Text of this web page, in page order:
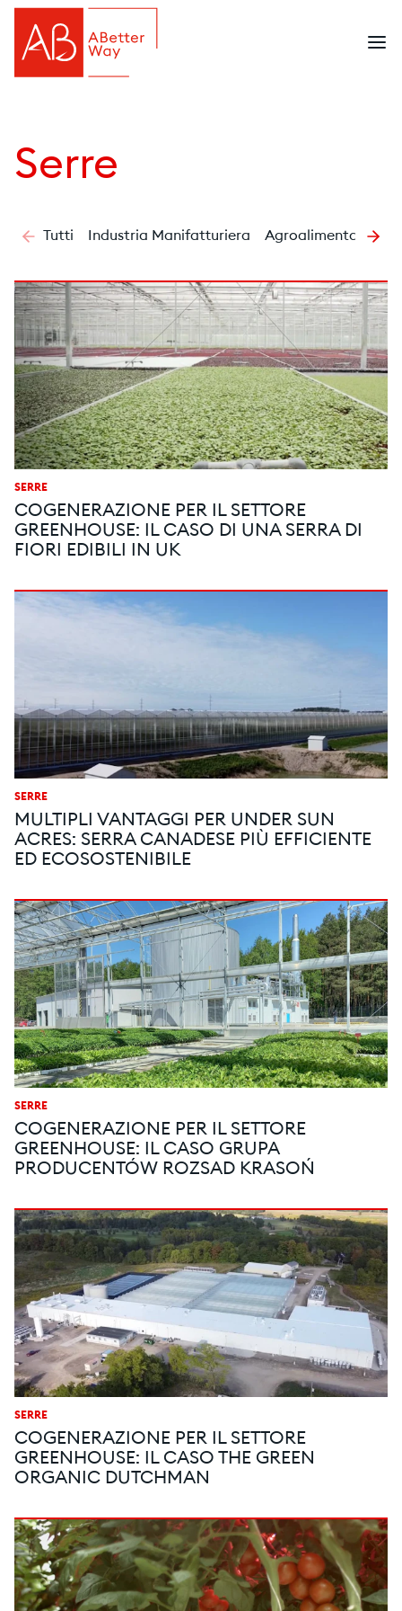
Serre
Tutti Industria Manifatturiera Agroalimentare
SERRE
COGENERAZIONE PER IL SETTORE
GREENHOUSE: IL CASO DI UNA SERRA DI
FIORI EDIBILI IN UK
SERRE
MULTIPLI VANTAGGI PER UNDER SUN
ACRES: SERRA CANADESE PIÙ EFFICIENTE
ED ECOSOSTENIBILE
SERRE
COGENERAZIONE PER IL SETTORE
GREENHOUSE: IL CASO GRUPA
PRODUCENTÓW ROZSAD KRASOŃ
SERRE
COGENERAZIONE PER IL SETTORE
GREENHOUSE: IL CASO THE GREEN
ORGANIC DUTCHMAN